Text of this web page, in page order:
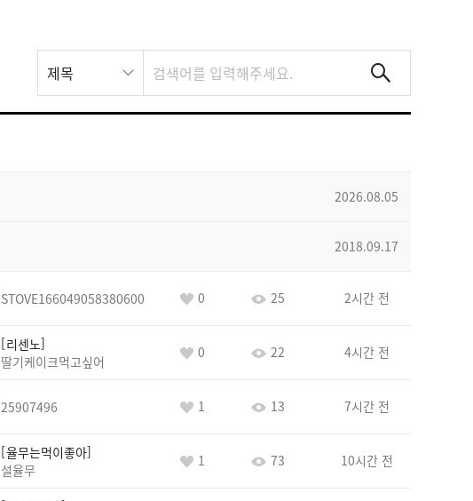
스
트
제목
2026.08.05
2018.09.17
STOVE166049058380600 0 25 2시간 전
리센노
딸기케이크먹고싶어
0 22 4시간 전
25907496 1 13 7시간 전
율무는먹이좋아
설율무
1 73 10시간 전